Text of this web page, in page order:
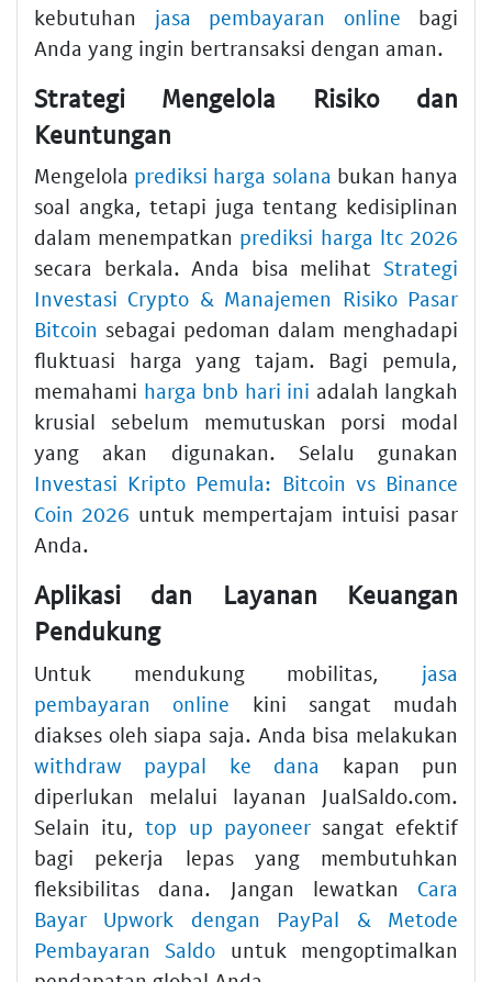
kebutuhan jasa pembayaran online bagi
Anda yang ingin bertransaksi dengan aman.
Strategi Mengelola Risiko dan
Keuntungan
Mengelola prediksi harga solana bukan hanya
soal angka, tetapi juga tentang kedisiplinan
dalam menempatkan prediksi harga ltc 2026
secara berkala. Anda bisa melihat Strategi
Investasi Crypto & Manajemen Risiko Pasar
Bitcoin sebagai pedoman dalam menghadapi
fluktuasi harga yang tajam. Bagi pemula,
memahami harga bnb hari ini adalah langkah
krusial sebelum memutuskan porsi modal
yang akan digunakan. Selalu gunakan
Investasi Kripto Pemula: Bitcoin vs Binance
Coin 2026 untuk mempertajam intuisi pasar
Anda.
Aplikasi dan Layanan Keuangan
Pendukung
Untuk mendukung mobilitas, jasa
pembayaran online kini sangat mudah
diakses oleh siapa saja. Anda bisa melakukan
withdraw paypal ke dana kapan pun
diperlukan melalui layanan JualSaldo.com.
Selain itu,top up payoneersangat efektif
bagi pekerja lepas yang membutuhkan
fleksibilitas dana. Jangan lewatkan Cara
Bayar Upwork dengan PayPal & Metode
Pembayaran Saldo untuk mengoptimalkan